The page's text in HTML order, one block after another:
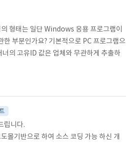
형태는 일단 Windows 응용 프로그램이
한 부분인가요? 기본적으로 PC 프로그램으
의 고유ID 값은 업체와 무관하게 추출하
립니다.
몰기반으로 하여 소스 코딩 가능 하신 개